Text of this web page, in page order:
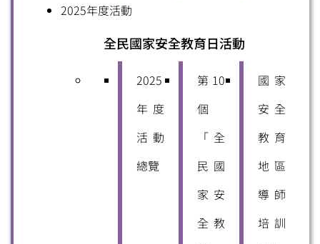
2025年度活動
全民國家安全教育日活動
2025
年度
活動
總覽
第10
個
「全
民國
家安
全教
國家
安全
教育
地區
導師
培訓